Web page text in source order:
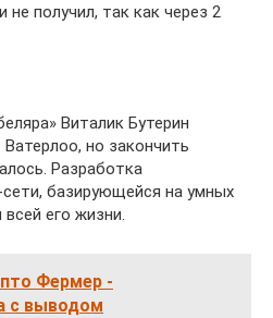
получил, так как через 2
Виталик Бутерин
но закончить
Разработка
базирующейся на умных
его жизни.
Фермер -
с выводом